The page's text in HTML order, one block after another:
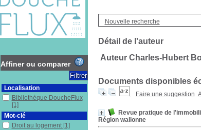
Nouvelle recherche
Détail de l'auteur
Auteur Charles-Hubert
Documents disponibles
Faire une suggestion
Revue pratique de
Région wallonne
Affiner ou comparer
Localisation
Bibliothèque DoucheFlux
[1]
Mot-clé
Droit au logement [1]